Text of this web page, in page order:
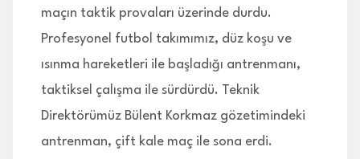
maçın taktik provaları üzerinde durdu.
Profesyonel futbol takımımız, düz koşu ve
ısınma hareketleri ile başladığı antrenmanı,
taktiksel çalışma ile sürdürdü. Teknik
Direktörümüz Bülent Korkmaz gözetimindeki
antrenman, çift kale maç ile sona erdi.